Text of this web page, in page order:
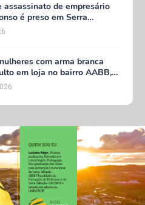
assassinato de empresário
é preso em Serra
participou do velório da
com arma branca
em loja no bairro AABB,